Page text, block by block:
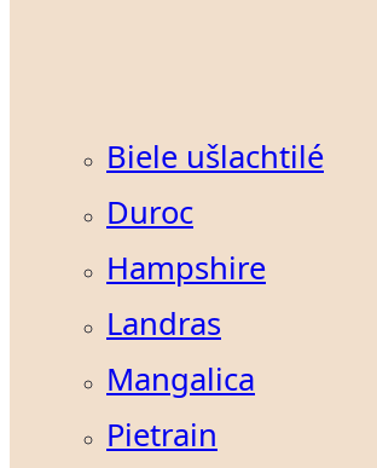
Biele ušlachtilé
Duroc
Hampshire
Landras
Mangalica
Pietrain